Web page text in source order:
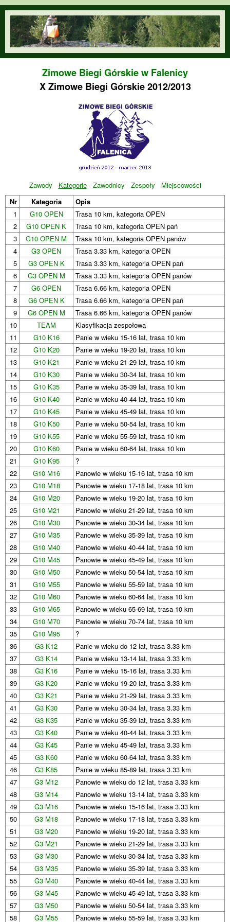
Przejdź do treści
orienteering.waw.pl
Zimowe Biegi Górskie w Falenicy
X Zimowe Biegi Górskie 2012/2013
Zawody Kategorie Zawodnicy Zespoły
Miejscowości
Nr
Kategoria
Opis
1
G10 OPEN
Trasa 10 km, kategoria OPEN
2
G10 OPEN K
Trasa 10 km, kategoria OPEN pań
3
G10 OPEN M
Trasa 10 km, kategoria OPEN panów
4
G3 OPEN
Trasa 3.33 km, kategoria OPEN
5
G3 OPEN K
Trasa 3.33 km, kategoria OPEN pań
6
G3 OPEN M
Trasa 3.33 km, kategoria OPEN panów
7
G6 OPEN
Trasa 6.66 km, kategoria OPEN
8
G6 OPEN K
Trasa 6.66 km, kategoria OPEN pań
9
G6 OPEN M
Trasa 6.66 km, kategoria OPEN panów
10
TEAM
Klasyfikacja zespołowa
11
G10 K16
Panie w wieku 15-16 lat, trasa 10 km
12
G10 K20
Panie w wieku 19-20 lat, trasa 10 km
13
G10 K21
Panie w wieku 21-29 lat, trasa 10 km
14
G10 K30
Panie w wieku 30-34 lat, trasa 10 km
15
G10 K35
Panie w wieku 35-39 lat, trasa 10 km
16
G10 K40
Panie w wieku 40-44 lat, trasa 10 km
17
G10 K45
Panie w wieku 45-49 lat, trasa 10 km
18
G10 K50
Panie w wieku 50-54 lat, trasa 10 km
19
G10 K55
Panie w wieku 55-59 lat, trasa 10 km
20
G10 K60
Panie w wieku 60-64 lat, trasa 10 km
21
G10 K95
?
22
G10 M16
Panowie w wieku 15-16 lat, trasa 10 km
23
G10 M18
Panowie w wieku 17-18 lat, trasa 10 km
24
G10 M20
Panowie w wieku 19-20 lat, trasa 10 km
25
G10 M21
Panowie w wieku 21-29 lat, trasa 10 km
26
G10 M30
Panowie w wieku 30-34 lat, trasa 10 km
27
G10 M35
Panowie w wieku 35-39 lat, trasa 10 km
28
G10 M40
Panowie w wieku 40-44 lat, trasa 10 km
29
G10 M45
Panowie w wieku 45-49 lat, trasa 10 km
30
G10 M50
Panowie w wieku 50-54 lat, trasa 10 km
31
G10 M55
Panowie w wieku 55-59 lat, trasa 10 km
32
G10 M60
Panowie w wieku 60-64 lat, trasa 10 km
33
G10 M65
Panowie w wieku 65-69 lat, trasa 10 km
34
G10 M70
Panowie w wieku 70-74 lat, trasa 10 km
35
G10 M95
?
36
G3 K12
Panie w wieku do 12 lat, trasa 3.33 km
37
G3 K14
Panie w wieku 13-14 lat, trasa 3.33 km
38
G3 K16
Panie w wieku 15-16 lat, trasa 3.33 km
39
G3 K20
Panie w wieku 19-20 lat, trasa 3.33 km
40
G3 K21
Panie w wieku 21-29 lat, trasa 3.33 km
41
G3 K30
Panie w wieku 30-34 lat, trasa 3.33 km
42
G3 K35
Panie w wieku 35-39 lat, trasa 3.33 km
43
G3 K40
Panie w wieku 40-44 lat, trasa 3.33 km
44
G3 K45
Panie w wieku 45-49 lat, trasa 3.33 km
45
G3 K60
Panie w wieku 60-64 lat, trasa 3.33 km
46
G3 K85
Panie w wieku 85-89 lat, trasa 3.33 km
47
G3 M12
Panowie w wieku do 12 lat, trasa 3.33 km
48
G3 M14
Panowie w wieku 13-14 lat, trasa 3.33 km
49
G3 M16
Panowie w wieku 15-16 lat, trasa 3.33 km
50
G3 M18
Panowie w wieku 17-18 lat, trasa 3.33 km
51
G3 M20
Panowie w wieku 19-20 lat, trasa 3.33 km
52
G3 M21
Panowie w wieku 21-29 lat, trasa 3.33 km
53
G3 M30
Panowie w wieku 30-34 lat, trasa 3.33 km
54
G3 M35
Panowie w wieku 35-39 lat, trasa 3.33 km
55
G3 M40
Panowie w wieku 40-44 lat, trasa 3.33 km
56
G3 M45
Panowie w wieku 45-49 lat, trasa 3.33 km
57
G3 M50
Panowie w wieku 50-54 lat, trasa 3.33 km
58
G3 M55 Panowie w wieku 55-59 lat, trasa 3.33 km